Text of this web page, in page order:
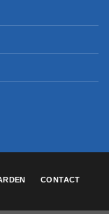
CONTACT